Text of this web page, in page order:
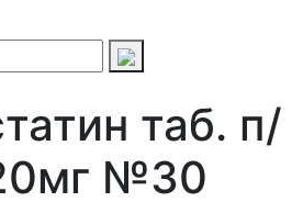
таб. п/
№30